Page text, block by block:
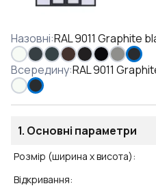
Назовні:RAL 9011 Graphite
Всередину:RAL 9011
1. Основні параметри
Розмір (ширина x висота):
Відкривання: